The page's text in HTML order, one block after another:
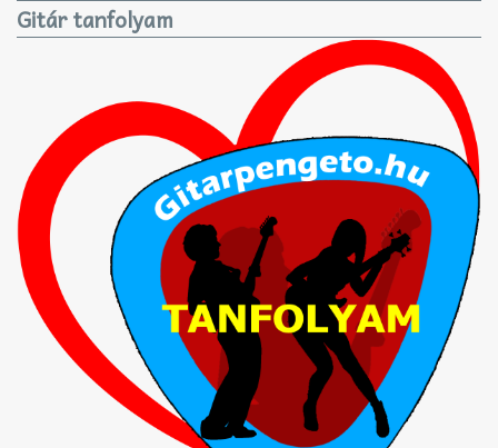
Gitár tanfolyam